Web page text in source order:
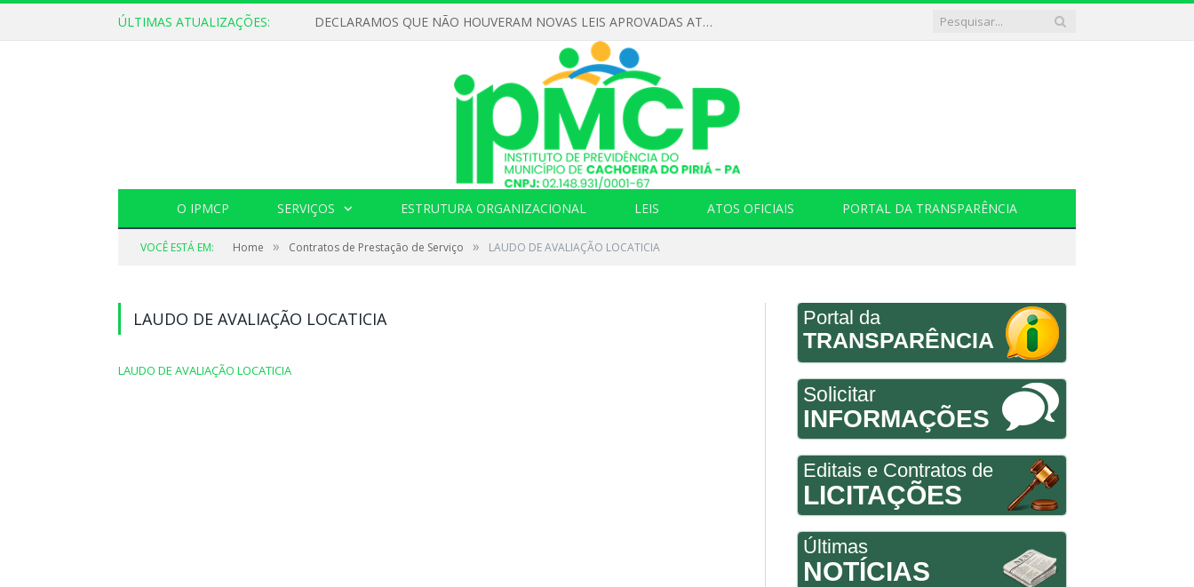
ÚLTIMAS ATUALIZAÇÕES: DECLARAMOS QUE NÃO HOUVERAM NOVAS LEIS APROVADAS ATÉ O MOMENTO PARA O INSTITUTO DE PREVIDÊNCIA NO ANO DE 2026
O IPMCP SERVIÇOS ESTRUTURA ORGANIZACIONAL LEIS ATOS OFICIAIS PORTAL DA TRANSPARÊNCIA
VOCÊ ESTÁ EM: Home » Contratos de Prestação de Serviço » LAUDO DE AVALIAÇÃO LOCATICIA
LAUDO DE AVALIAÇÃO LOCATICIA
LAUDO DE AVALIAÇÃO LOCATICIA
Portal da
TRANSPARÊNCIA
Solicitar
INFORMAÇÕES
Editais e Contratos de
LICITAÇÕES
Últimas
NOTÍCIAS